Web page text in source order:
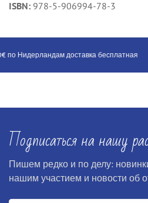
ISBN: 978-5-906994-78-3
Нидерландам доставка бесплатная
Подписаться на нашу
Пишем редко и по делу:
нашим участием и новости об